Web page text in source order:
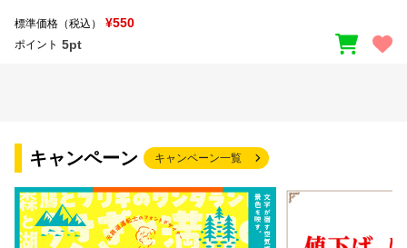
標準価格（税込） ¥550
ポイント 5pt
キャンペーン キャンペーン一覧